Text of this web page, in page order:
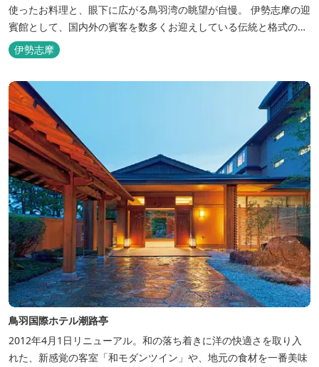
使ったお料理と、眼下に広がる鳥羽湾の眺望が自慢。 伊勢志摩の迎
賓館として、国内外の賓客を数多くお迎えしている伝統と格式のあ
るホテルです。 【2024年3月25日リニューアル】 クラブラウンジ
アクセス付の新客室「オーシャンビュースイート・クラブ」が誕
生！ エントランスやフロント、ザ・ロビーラウンジ、パールオーシ
ャンテラ...
伊勢志摩
鳥羽国際ホテル潮路亭
2012年4月1日リニューアル。和の落ち着きに洋の快適さを取り入
れた、新感覚の客室「和モダンツイン」や、地元の食材を一番美味